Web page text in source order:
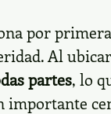
por
Al
partes, lo
importante